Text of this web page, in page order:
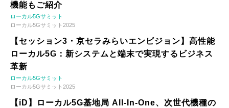
機能もご紹介
ローカル5Gサミット
ローカル5Gサミット2025
【セッション3・京セラみらいエンビジョン】高性能
ローカル5G：新システムと端末で実現するビジネス
革新
ローカル5Gサミット
ローカル5Gサミット2025
【iD】ローカル5G基地局 All-In-One、次世代機種の